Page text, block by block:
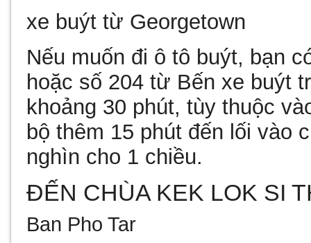
xe buýt từ Georgetown
Nếu muốn đi ô tô buýt, bạn
hoặc số 204 từ Bến xe buýt
khoảng 30 phút, tùy thuộc
bộ thêm 15 phút đến lối vào
nghìn cho 1 chiều.
ĐẾN CHÙA KEK LOK SI
Ban Pho Tar